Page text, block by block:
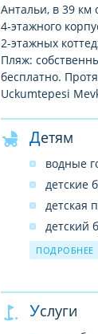
Антальи, в 39 км
4-этажного
2-этажных
Пляж:
бесплатно.
Uckumtepesi
Детям
водные
детские
детская
детский
детский
детская
ПОДРОБНЕЕ
Услуги